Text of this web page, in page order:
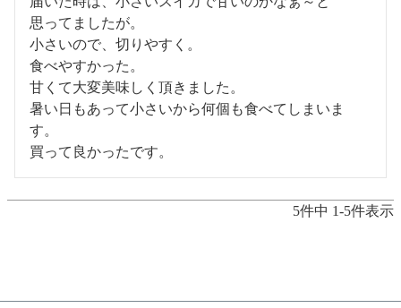
思ってましたが。
小さいので、切りやすく。
食べやすかった。
甘くて大変美味しく頂きました。
暑い日もあって小さいから何個も食べてしまいま
す。
買って良かったです。
5件中 1-5件表示